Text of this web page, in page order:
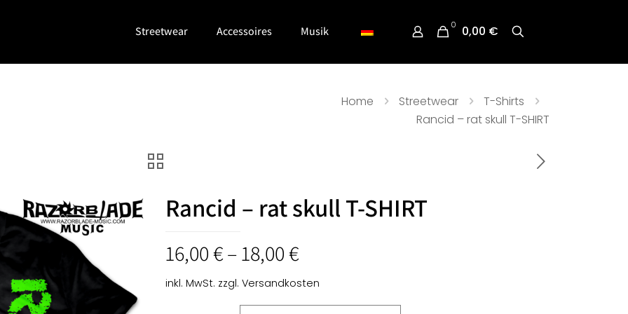
Streetwear Accessoires Musik 0 0,00 €
Home Streetwear
T-Shirts
Rancid – rat skull T-SHIRT
Rancid – rat skull T-SHIRT
16,00€–18,00€
inkl. MwSt. zzgl. Versandkosten